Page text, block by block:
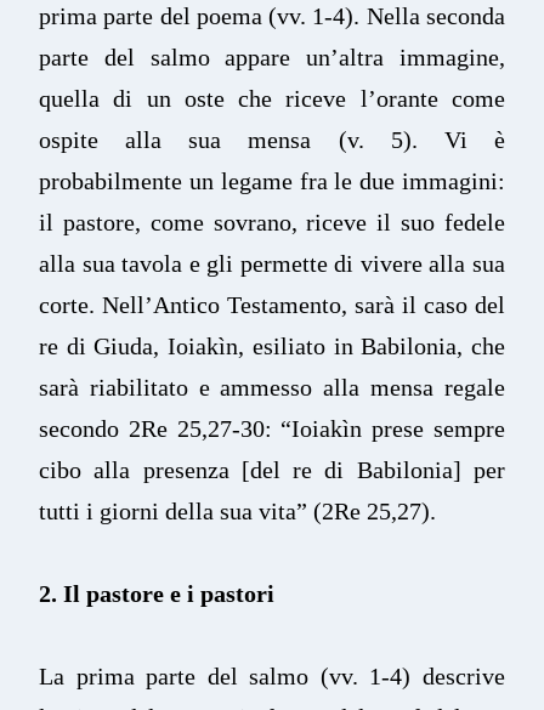
prima parte del poema (vv. 1-4). Nella seconda
parte del salmo appare un’altra immagine,
quella di un oste che riceve l’orante come
ospite alla sua mensa (v. 5). Vi è
probabilmente un legame fra le due immagini:
il pastore, come sovrano, riceve il suo fedele
alla sua tavola e gli permette di vivere alla sua
corte. Nell’Antico Testamento, sarà il caso del
re di Giuda, Ioiakìn, esiliato in Babilonia, che
sarà riabilitato e ammesso alla mensa regale
secondo 2Re 25,27-30: “Ioiakìn prese sempre
cibo alla presenza [del re di Babilonia] per
tutti i giorni della sua vita” (2Re 25,27).
2. Il pastore e i pastori
La prima parte del salmo (vv. 1-4) descrive